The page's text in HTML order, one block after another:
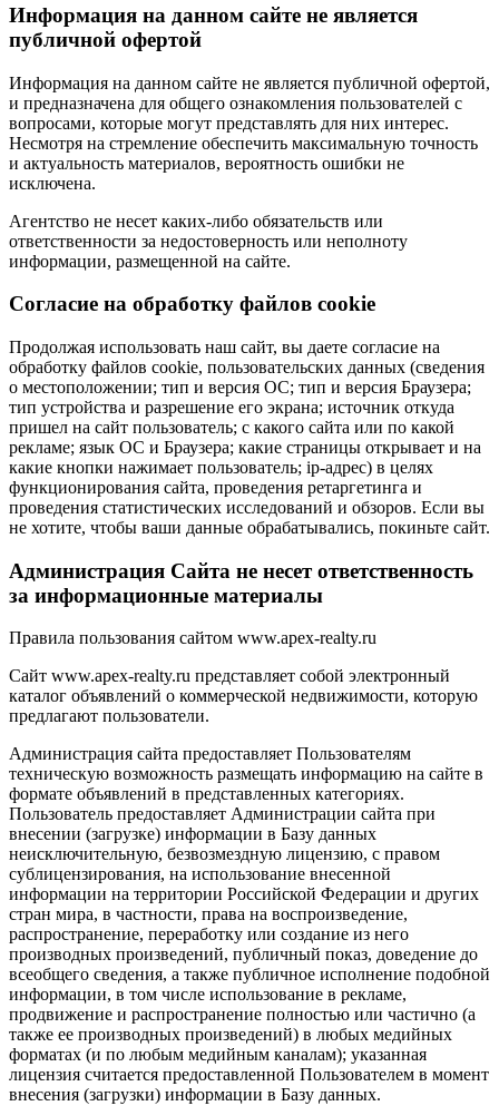
Информация на данном сайте не является
публичной офертой
Информация на данном сайте не является публичной офертой,
и предназначена для общего ознакомления пользователей с
вопросами, которые могут представлять для них интерес.
Несмотря на стремление обеспечить максимальную точность
и актуальность материалов, вероятность ошибки не
исключена.
Агентство не несет каких-либо обязательств или
ответственности за недостоверность или неполноту
информации, размещенной на сайте.
Cогласие на обработку файлов cookie
Продолжая использовать наш сайт, вы даете согласие на
обработку файлов cookie, пользовательских данных (сведения
о местоположении; тип и версия ОС; тип и версия Браузера;
тип устройства и разрешение его экрана; источник откуда
пришел на сайт пользователь; с какого сайта или по какой
рекламе; язык ОС и Браузера; какие страницы открывает и на
какие кнопки нажимает пользователь; ip-адрес) в целях
функционирования сайта, проведения ретаргетинга и
проведения статистических исследований и обзоров. Если вы
не хотите, чтобы ваши данные обрабатывались, покиньте сайт.
Администрация Сайта не несет ответственность
за информационные материалы
Правила пользования сайтом www.apex-realty.ru
Сайт www.apex-realty.ru представляет собой электронный
каталог объявлений о коммерческой недвижимости, которую
предлагают пользователи.
Администрация сайта предоставляет Пользователям
техническую возможность размещать информацию на сайте в
формате объявлений в представленных категориях.
Пользователь предоставляет Администрации сайта при
внесении (загрузке) информации в Базу данных
неисключительную, безвозмездную лицензию, с правом
сублицензирования, на использование внесенной
информации на территории Российской Федерации и других
стран мира, в частности, права на воспроизведение,
распространение, переработку или создание из него
производных произведений, публичный показ, доведение до
всеобщего сведения, а также публичное исполнение подобной
информации, в том числе использование в рекламе,
продвижение и распространение полностью или частично (а
также ее производных произведений) в любых медийных
форматах (и по любым медийным каналам); указанная
лицензия считается предоставленной Пользователем в момент
внесения (загрузки) информации в Базу данных.